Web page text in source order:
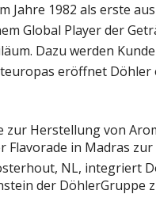
Jahre 1982 als erste
Global Player der
Dazu werden
eröffnet
Herstellung von
Flavorade in Madras
NL,
der